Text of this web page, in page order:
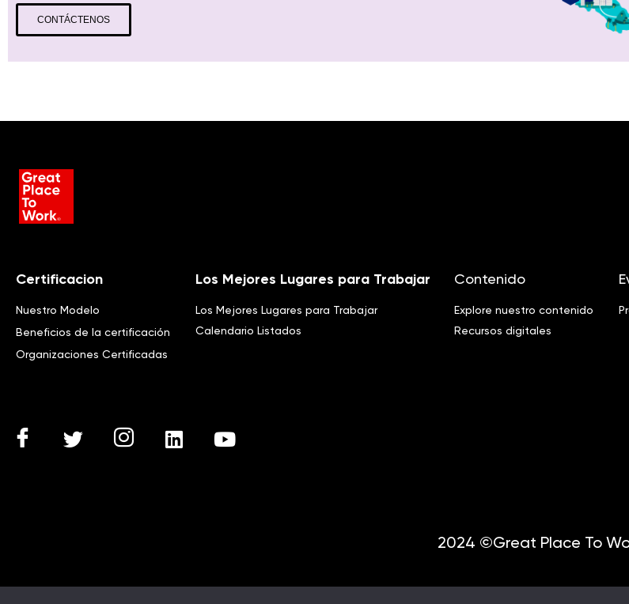
CONTÁCTENOS
Certificacion
Nuestro Modelo
Beneficios de la certificación
Organizaciones Certificadas
Los Mejores Lugares para Trabajar
Los Mejores Lugares para Trabajar
Calendario Listados
Contenido
Explore nuestro contenido
Recursos digitales
2024 ©Great Place To